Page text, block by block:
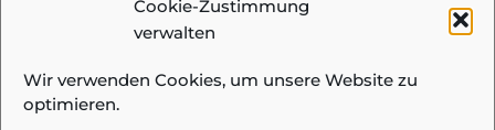
Cookie-Zustimmung
verwalten
Wir verwenden Cookies, um unsere Website zu
optimieren.